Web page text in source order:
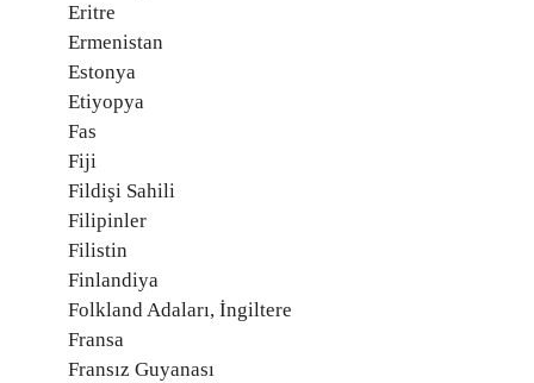
Eritre
Ermenistan
Estonya
Etiyopya
Fas
Fiji
Fildişi Sahili
Filipinler
Filistin
Finlandiya
Folkland Adaları, İngiltere
Fransa
Fransız Guyanası